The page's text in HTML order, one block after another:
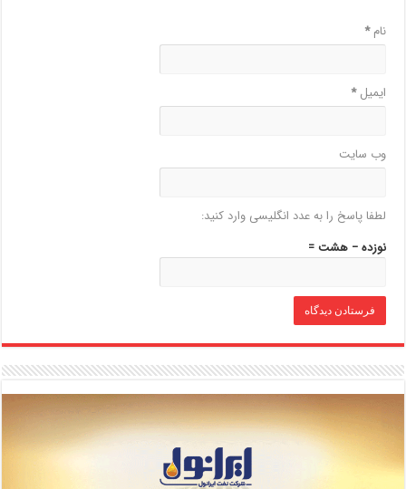
نام*
ایمیل*
وب‌ سایت
لطفا پاسخ را به عدد انگلیسی وارد کنید:
نوزده − هشت =